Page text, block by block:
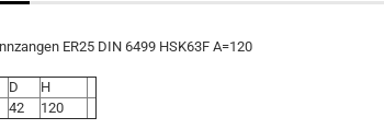
ER25 DIN 6499 HSK63F A=120
D
H
42 120